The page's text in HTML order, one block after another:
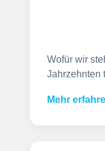
Wofür wir
Jahrzehnten
Mehr